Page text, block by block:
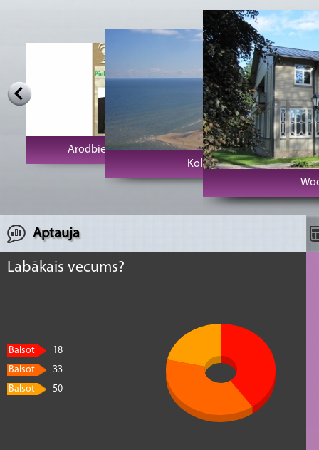
Kolkas rags un bāka
Arodbiedrību klubs Vecrīga
Aptauja
Labākais vecums?
Balsot
18
Balsot
33
Balsot
50